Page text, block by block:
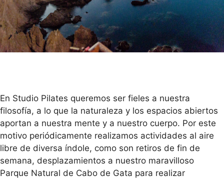
En Studio Pilates queremos ser fieles a nuestra
filosofía, a lo que la naturaleza y los espacios abiertos
aportan a nuestra mente y a nuestro cuerpo. Por este
motivo periódicamente realizamos actividades al aire
libre de diversa índole, como son retiros de fin de
semana, desplazamientos a nuestro maravilloso
Parque Natural de Cabo de Gata para realizar